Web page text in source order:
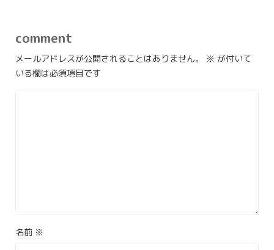
comment
メールアドレスが公開されることはありません。 ※ が付いて
いる欄は必須項目です
名前 ※